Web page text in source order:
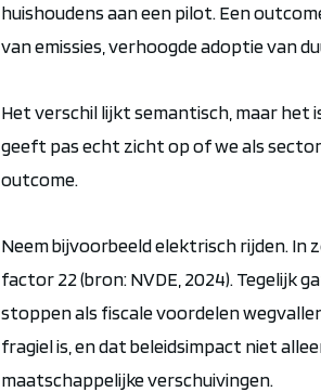
huishoudens aan een pilot. Een
van emissies, verhoogde adoptie van
Het verschil lijkt semantisch, maar het
geeft pas echt zicht op of we als
outcome.
Neem bijvoorbeeld elektrisch rijden. In
factor 22 (bron: NVDE, 2024). Tegelijk
stoppen als fiscale voordelen
fragiel is, en dat beleidsimpact niet
maatschappelijke verschuivingen.